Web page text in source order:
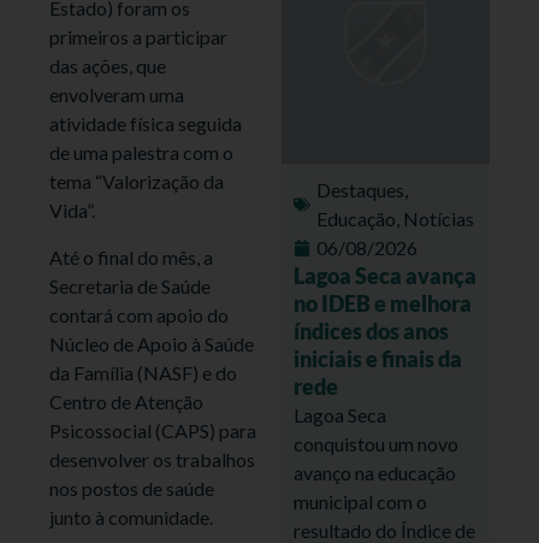
Estado) foram os
primeiros a participar
das ações, que
envolveram uma
atividade física seguida
de uma palestra com o
tema “Valorização da
Vida”.
Até o final do mês, a
Secretaria de Saúde
contará com apoio do
Núcleo de Apoio à Saúde
da Família (NASF) e do
Centro de Atenção
Psicossocial (CAPS) para
desenvolver os trabalhos
nos postos de saúde
junto à comunidade.
Destaques,
Educação, Notícias
06/08/2026
Lagoa Seca avança
no IDEB e melhora
índices dos anos
iniciais e finais da
rede
Lagoa Seca
conquistou um novo
avanço na educação
municipal com o
resultado do Índice de